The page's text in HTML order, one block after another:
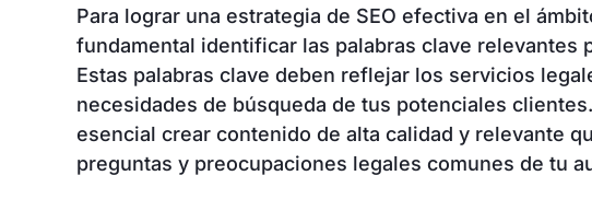
Para lograr una estrategia de SEO efectiva en el
fundamental identificar las palabras clave relevantes
Estas palabras clave deben reflejar los servicios
necesidades de búsqueda de tus potenciales
esencial crear contenido de alta calidad y relevante
preguntas y preocupaciones legales comunes de tu